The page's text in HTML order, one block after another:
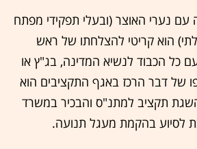
נערי האוצר (ובעלי תפקידי מפתח
הוא קריטי להצלחתו של ראש
כל הכבוד לנשיא המדינה, בג"ץ או
של דבר הרכז באגף התקציבים הוא
תקציב למתנ"ס והבכיר במשרד
לסיוע בהקמת מעגל תנועה.